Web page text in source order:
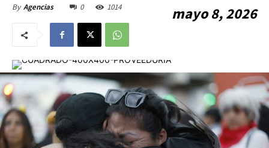
By Agencias mayo 8, 2026
0 1014